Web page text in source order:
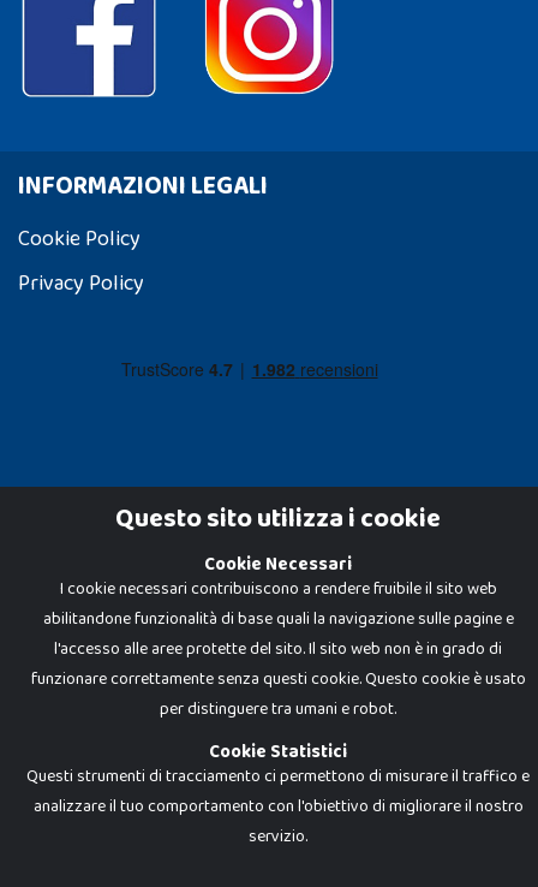
INFORMAZIONI LEGALI
Cookie Policy
Privacy Policy
Dadi e Mattoncini è un brand di Giocabene Srl. Ogni riproduzione o utilizzo non
espressamente autorizzato è severamente vietato. Tutti i loghi, marchi,
brand elencati nel presente shop sono di proprietà dei rispettivi titolari.
I prezzi e le promozioni pubblicate potrebbero differire da quanto esposto in
negozio.
Giocabene Srl - via della Posta 8, 20123 Milano (MI)
P.IVA 02608090425 - REA AN201199 - C.S. 10.000 i.v.
Questo sito utilizza i cookie
Cookie Necessari
I cookie necessari contribuiscono a rendere fruibile il sito web
abilitandone funzionalità di base quali la navigazione sulle pagine e
l'accesso alle aree protette del sito. Il sito web non è in grado di
funzionare correttamente senza questi cookie. Questo cookie è usato
per distinguere tra umani e robot.
Cookie Statistici
Questi strumenti di tracciamento ci permettono di misurare il traffico e
analizzare il tuo comportamento con l'obiettivo di migliorare il nostro
servizio.